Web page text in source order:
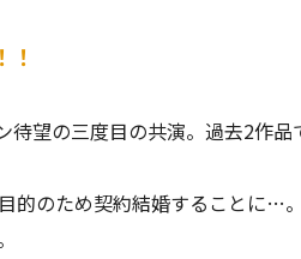
望の三度目の共演。過去2作
的のため契約結婚することに…。